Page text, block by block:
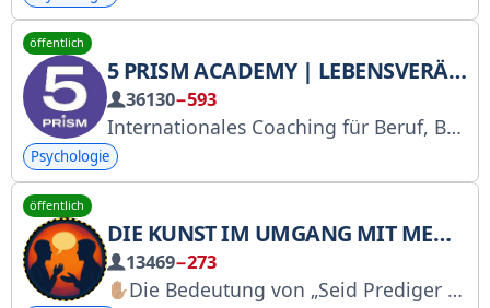
öffentlich
5 PRISM ACADEMY | LEBENSVERÄNDERNDES COACHING | 5 PRISM
36130−593
Internationales Coaching für Beruf, Business und Leben. Wir bieten Trainings für Anfänger bis Fortgeschrittene. Staatlich lizenziert. Wir stellen ICF-Zertifikate aus. Starten Sie mit dem kostenlosen Kurs „5 Schritte von Angst und Zweifel zu Handeln“. → https://clck.ru/3Nxtjh RKN https://www.gosuslugi.ru/snet/676d
Psychologie
öffentlich
DIE KUNST IM UMGANG MIT MENSCHEN
13469−273
Die Bedeutung von „Seid Prediger Gottes, auch wenn ihr schweigt“ zeigt sich in eurer Moral. Wenn ihr ein gutes Beispiel für euren Glauben geben wollt, dann behandelt eure Mitmenschen mit Barmherzigkeit, Menschlichkeit und Liebe. Hundert religiöse Predigten werden einen Menschen nicht so sehr berühren wie eure guten Sitten.